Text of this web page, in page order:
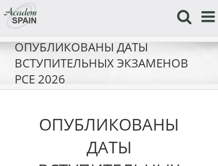
Skip
to
content
ОПУБЛИКОВАНЫ ДАТЫ
ВСТУПИТЕЛЬНЫХ ЭКЗАМЕНОВ
PCE 2026
ОПУБЛИКОВАНЫ
ДАТЫ